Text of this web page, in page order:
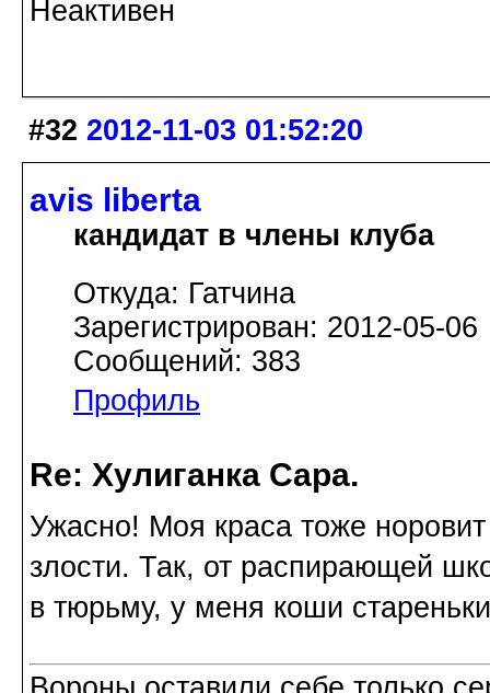
Неактивен
#32 2012-11-03 01:52:20
avis libertа
кандидат в члены клуба
Откуда: Гатчина
Зарегистрирован: 2012-05-06
Сообщений: 383
Профиль
Re: Хулиганка Сара.
Ужасно! Моя краса тоже
злости. Так, от распирающей
в тюрьму, у меня коши